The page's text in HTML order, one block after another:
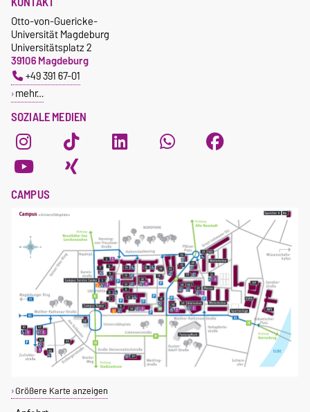
SOZIALE MEDIEN
Otto-von-Guericke-
Universität Magdeburg
Universitätsplatz 2
39106 Magdeburg
+49 391 67-01
mehr…
CAMPUS
Größere Karte anzeigen